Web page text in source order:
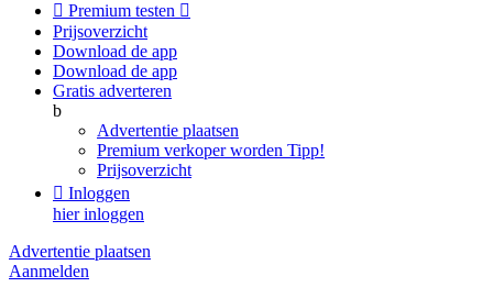
 Premium testen 
Prijsoverzicht
Download de app
Download de app
Gratis adverteren
b
Advertentie plaatsen
Premium verkoper worden Tipp!
Prijsoverzicht
 Inloggen
hier inloggen
Advertentie plaatsen
Aanmelden